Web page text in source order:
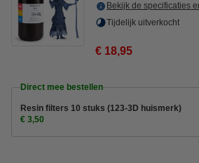
Bekijk de specificaties
Tijdelijk uitverkocht
€ 18,95
Direct mee bestellen
Resin filters 10 stuks (123-3D huismerk)
€ 3,50